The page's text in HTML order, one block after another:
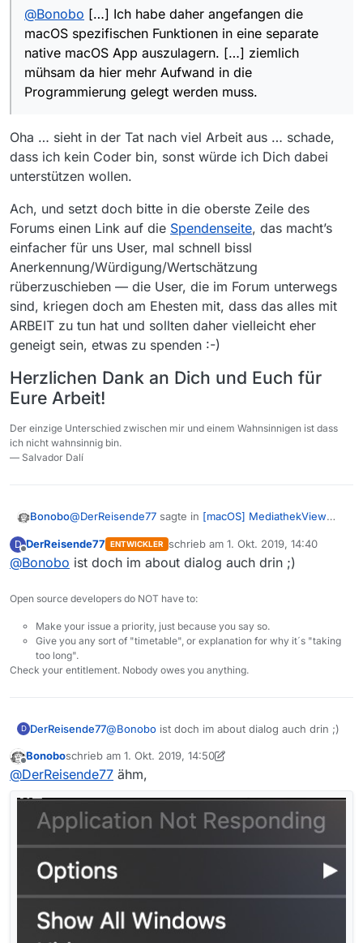
von Apple digital signiert wurden UND
notarisiert wurden. Beides funktioniert mit MV
und Java derzeit noch nicht. Ich habe daher
angefangen die macOS spezifischen
Funktionen in eine separate native macOS App
auszulagern. Deshalb wird nun das shutdown
Utility mitgeliefert die dasselbe Problem hat. Ich
wieder einzubauen so dass sie auf 10.14+
funktioniert aber das ist ziemlich mühsam da
hier mehr Aufwand in die Programmierung
gelegt werden muss.
@Bonobo […] Ich habe daher angefangen die
macOS spezifischen Funktionen in eine separate
native macOS App auszulagern. […] ziemlich
mühsam da hier mehr Aufwand in die
Programmierung gelegt werden muss.
Oha … sieht in der Tat nach viel Arbeit aus … schade,
dass ich kein Coder bin, sonst würde ich Dich dabei
unterstützen wollen.
Ach, und setzt doch bitte in die oberste Zeile des
Forums einen Link auf die Spendenseite, das macht’s
einfacher für uns User, mal schnell bissl
Anerkennung/Würdigung/Wertschätzung
rüberzuschieben — die User, die im Forum unterwegs
sind, kriegen doch am Ehesten mit, dass das alles mit
ARBEIT zu tun hat und sollten daher vielleicht eher
geneigt sein, etwas zu spenden :-)
Herzlichen Dank an Dich und Euch für
Eure Arbeit!
Der einzige Unterschied zwischen mir und einem Wahnsinnigen ist dass
ich nicht wahnsinnig bin.
— Salvador Dalí
Bonobo@DerReisende77 sagte in [macOS] MediathekView
@Bonobo[…] Ich habe daher angefangen die
mühsam da hier mehr Aufwand in die
Programmierung gelegt werden muss.
dass ich kein Coder bin, sonst würde ich Dich dabei
unterstützen wollen.
Ach, und setzt doch bitte in die oberste Zeile des
Forums einen Link auf die
Spendenseite
, das macht’s
einfacher für uns User, mal schnell bissl
Anerkennung/Würdigung/Wertschätzung
geneigt sein, etwas zu spenden :-)
Herzlichen Dank an Dich und Euch für Eure Arbeit!
D
Offline
DerReisende77 ENTWICKLER schrieb am 1. Okt. 2019, 14:40
zuletzt editiert von
@Bonobo ist doch im about dialog auch drin ;)
Open source developers do NOT have to:
Make your issue a priority, just because you say so.
Give you any sort of "timetable", or explanation for why it´s "taking
too long".
Check your entitlement. Nobody owes you anything.
D DerReisende77@Bonobo ist doch im about dialog auch drin ;)
Offline
Bonoboschrieb am 1. Okt. 2019, 14:50
zuletzt editiert von Bonobo
@DerReisende77 ähm,